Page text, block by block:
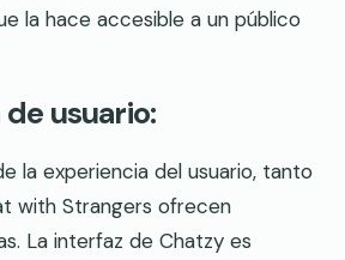
la hace accesible a un público
usuario:
la experiencia del usuario, tanto
with Strangers ofrecen
La interfaz de Chatzy es